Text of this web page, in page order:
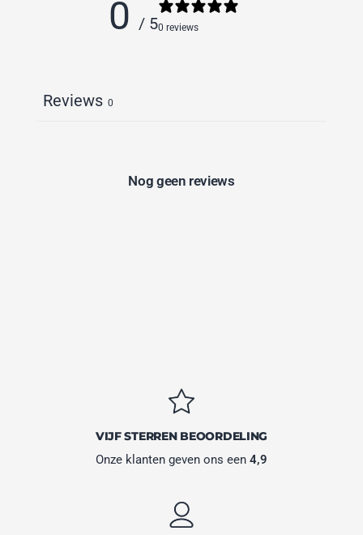
0 / 50 reviews
Reviews 0
Nog geen reviews
VIJF STERREN BEOORDELING
Onze klanten geven ons een4,9